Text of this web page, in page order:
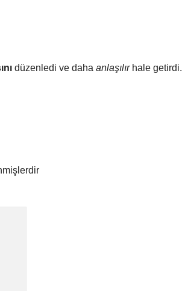
düzenledi ve daha anlaşılırhale getirdi.